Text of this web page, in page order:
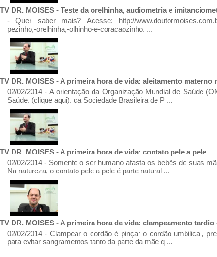
TV DR. MOISES - Teste da orelhinha, audiometria e
- Quer saber mais? Acesse: http://
pezinho,-orelhinha,-olhinho-e-coracaozinho. ...
TV DR. MOISES - A primeira hora de vida: aleitamento materno
02/02/2014 - A orientação da Organização Mundial de Saúde
Saúde, (clique aqui), da Sociedade Brasileira de P ...
TV DR. MOISES - A primeira hora de vida: contato pele a pele
02/02/2014 - Somente o ser humano afasta os bebês de suas
Na natureza, o contato pele a pele é parte natural ...
TV DR. MOISES - A primeira hora de vida: clampeamento
02/02/2014 - Clampear o cordão é pinçar o cordão umbilical,
para evitar sangramentos tanto da parte da mãe q ...